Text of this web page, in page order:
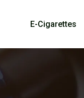
E-Cigarettes